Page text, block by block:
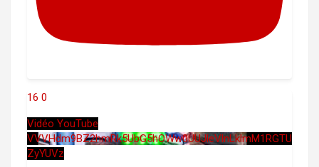
16 0
Vidéo YouTube
VVVHdm9BZ2hmRk5UbG5hOWw0UUJleVlnLklmM1RGTU
ZyYUVz